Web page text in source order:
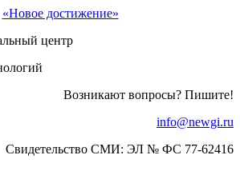
«Новое достижение»
центр
Возникают вопросы? Пишите!
info@newgi.ru
Свидетельство СМИ: ЭЛ № ФС 77-62416